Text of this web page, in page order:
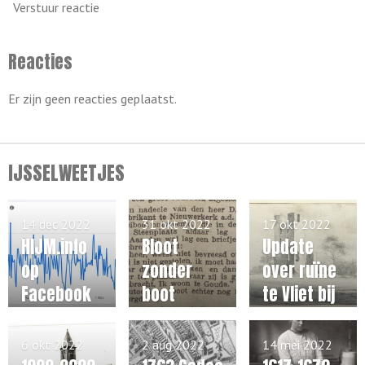
Verstuur reactie
Reacties
Er zijn geen reacties geplaatst.
IJSSELWEETJES
HIJM.info
op
Facebook
14 dec 2022
Bloot
zonder
boot
31 okt 2022
Update
over ruïne
te Vliet bij
Haastrech
t
17 okt 2022
6 okt 2022 2 aug 2022 14 mei 2022